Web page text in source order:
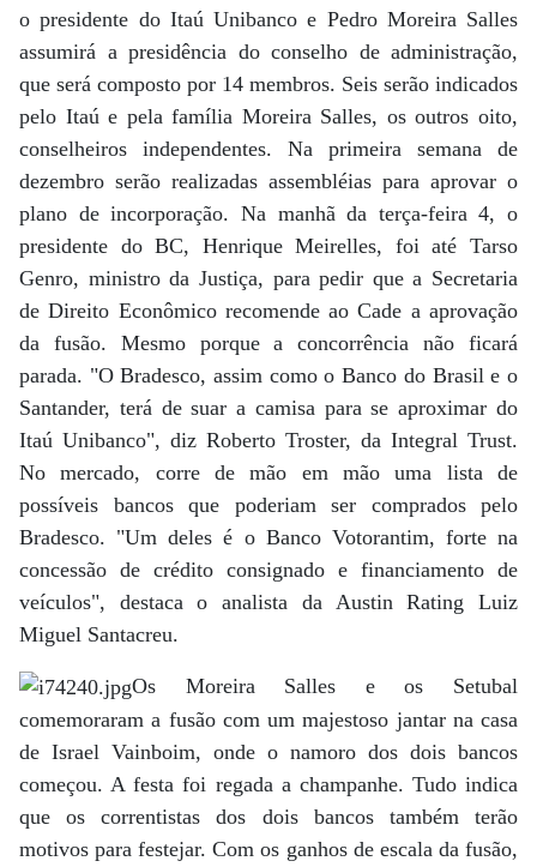
o presidente do Itaú Unibanco e Pedro Moreira Salles
assumirá a presidência do conselho de administração,
que será composto por 14 membros. Seis serão indicados
pelo Itaú e pela família Moreira Salles, os outros oito,
conselheiros independentes. Na primeira semana de
dezembro serão realizadas assembléias para aprovar o
plano de incorporação. Na manhã da terça-feira 4, o
presidente do BC, Henrique Meirelles, foi até Tarso
Genro, ministro da Justiça, para pedir que a Secretaria
de Direito Econômico recomende ao Cade a aprovação
da fusão. Mesmo porque a concorrência não ficará
parada. "O Bradesco, assim como o Banco do Brasil e o
Santander, terá de suar a camisa para se aproximar do
Itaú Unibanco", diz Roberto Troster, da Integral Trust.
No mercado, corre de mão em mão uma lista de
possíveis bancos que poderiam ser comprados pelo
Bradesco. "Um deles é o Banco Votorantim, forte na
concessão de crédito consignado e financiamento de
veículos", destaca o analista da Austin Rating Luiz
Miguel Santacreu.
Os Moreira Salles e os Setubal
comemoraram a fusão com um majestoso jantar na casa
de Israel Vainboim, onde o namoro dos dois bancos
começou. A festa foi regada a champanhe. Tudo indica
que os correntistas dos dois bancos também terão
motivos para festejar. Com os ganhos de escala da fusão,